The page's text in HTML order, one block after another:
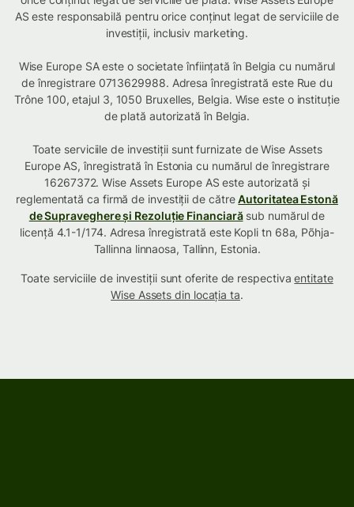
AS este responsabilă pentru orice conținut legat de serviciile de
investiții, inclusiv marketing.
Wise Europe SA este o societate înființată în Belgia cu numărul
de înregistrare 0713629988. Adresa înregistrată este Rue du
Trône 100, etajul 3, 1050 Bruxelles, Belgia. Wise este o instituție
de plată autorizată în Belgia.
Toate serviciile de investiții sunt furnizate de Wise Assets
Europe AS, înregistrată în Estonia cu numărul de înregistrare
16267372. Wise Assets Europe AS este autorizată și
reglementată ca firmă de investiții de cătreAutoritatea Estonă
de Supraveghere și Rezoluție Financiarăsub numărul de
licență 4.1-1/174. Adresa înregistrată este Kopli tn 68a, Põhja-
Tallinna linnaosa, Tallinn, Estonia.
Toate serviciile de investiții sunt oferite de respectivaentitate
Wise Assets din locația ta.